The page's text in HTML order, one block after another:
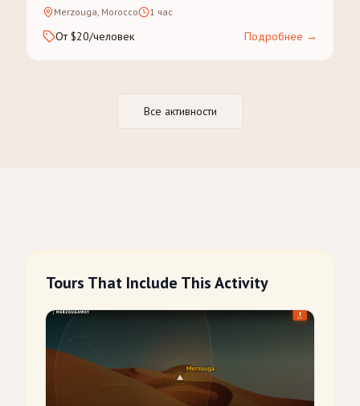
Merzouga, Morocco 1 час
От $20/человек Подробнее →
Все активности
Tours That Include This Activity